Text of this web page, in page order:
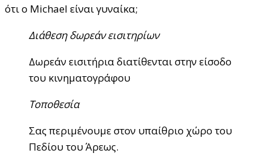
ότι ο Michael είναι γυναίκα;
Διάθεση δωρεάν εισιτηρίων
Δωρεάν εισιτήρια διατίθενται στην είσοδο
του κινηματογράφου
Τοποθεσία
Σας περιμένουμε στον υπαίθριο χώρο του
Πεδίου του Άρεως.